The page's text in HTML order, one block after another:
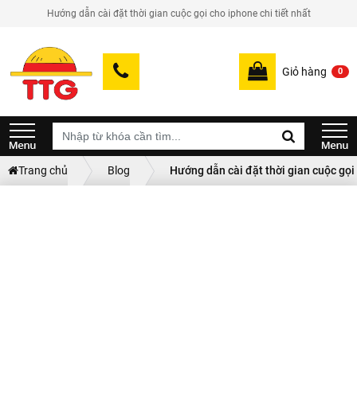
Hướng dẫn cài đặt thời gian cuộc gọi cho iphone chi tiết nhất
Giỏ hàng 0
Trang chủ Blog Hướng dẫn cài đặt thời gian cuộc